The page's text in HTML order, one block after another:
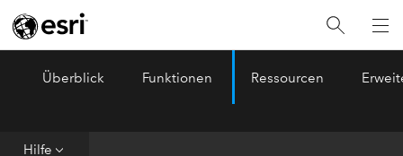
ArcGIS Pro
Überblick Funktionen Ressourcen
Hilfe